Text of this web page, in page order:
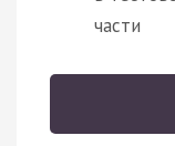
части